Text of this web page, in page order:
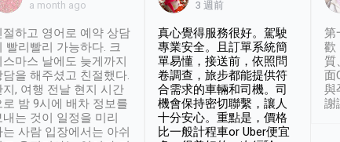
a month ago
절하고 영어로 예약 상담
빨리빨리 가능하다. 크
스마스 날에도 늦게까지
담을 해주셨고 친절했다.
지, 여행 전날 현지 시간
로 밤 9시에 배차 정보를
내는 것이 일정을 미리
는 사람 입장에서는 아쉬
3 週前
真心覺得服務很好。駕駛
專業安全。且訂單系統簡
單易懂，接送前，依照問
卷調查，旅步都能提供符
合需求的車輛和司機。司
機會保持密切聯繫，讓人
十分安心。重點是，價格
比一般計程車or Uber便宜
第
歡
質
面
與
謝